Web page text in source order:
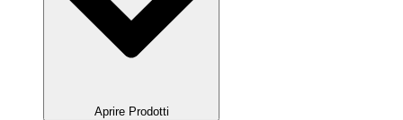
Aprire Prodotti